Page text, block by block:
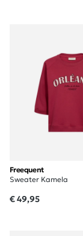
Freequent
Sweater Kamela
€ 49,95